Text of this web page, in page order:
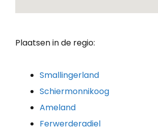
Plaatsen in de regio:
Smallingerland
Schiermonnikoog
Ameland
Ferwerderadiel